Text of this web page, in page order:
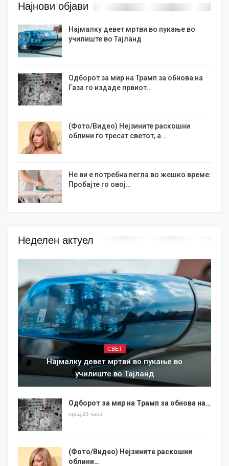
Најнови објави
Најмалку девет мртви во пукање во
училиште во Тајланд
Одборот за мир на Трамп за обнова на
Газа го издаде првиот…
(Фото/Видео) Нејзините раскошни
облини го тресат светот, а…
Не ви е потребна пегла во жешко време:
Пробајте го овој…
Неделен актуел
СВЕТ
Најмалку девет мртви во пукање во
училиште во Тајланд
Одборот за мир на Трамп за обнова на…
пред 23 часа
(Фото/Видео) Нејзините раскошни
облини…